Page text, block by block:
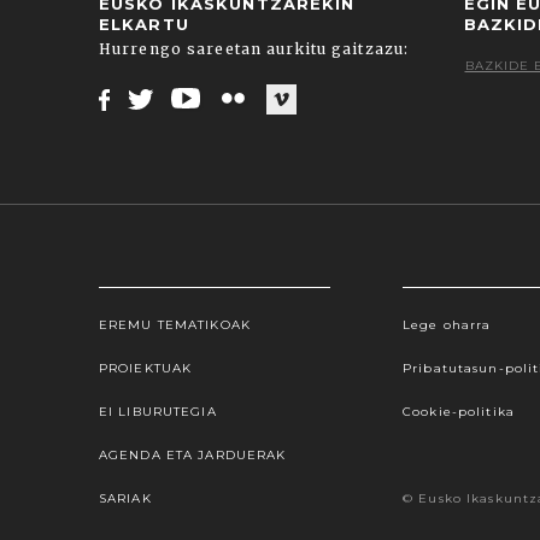
ELKARTU
Hurrengo sareetan aurkitu gaitzazu:
BAZKIDE
EREMU TEMATIKOAK
PROIEKTUAK
EI LIBURUTEGIA
AGENDA ETA JARDUERAK
SARIAK
Lege oharra
Pribatutasun-
Cookie-politika
© Eusko
Webgune honek cookieak erabiltzen ditu,
hauta dezakezu. Cookie batzuk blokeatu nahi